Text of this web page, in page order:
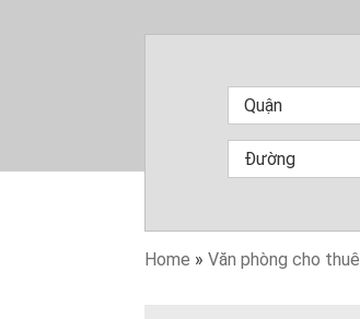
Home » Văn phòng cho thuê